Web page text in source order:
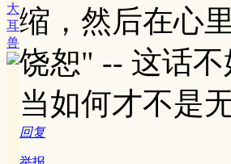
大
耳
兽
缩，然后在心
饶恕" -- 这话
当如何才不是
回复